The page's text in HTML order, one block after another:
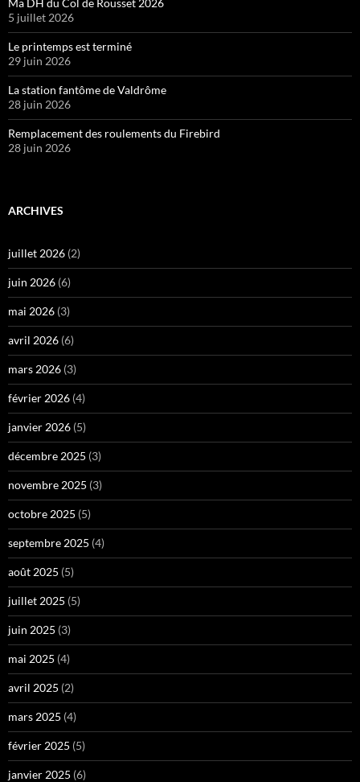
5 juillet 2026
Le printemps est terminé
29 juin 2026
La station fantôme de Valdrôme
28 juin 2026
Remplacement des roulements du Firebird
28 juin 2026
ARCHIVES
juillet 2026 (2)
juin 2026 (6)
mai 2026 (3)
avril 2026 (6)
mars 2026 (3)
février 2026 (4)
janvier 2026 (5)
décembre 2025 (3)
novembre 2025 (3)
octobre 2025 (5)
septembre 2025 (4)
août 2025 (5)
juillet 2025 (5)
juin 2025 (3)
mai 2025 (4)
avril 2025 (2)
mars 2025 (4)
février 2025 (5)
janvier 2025 (6)